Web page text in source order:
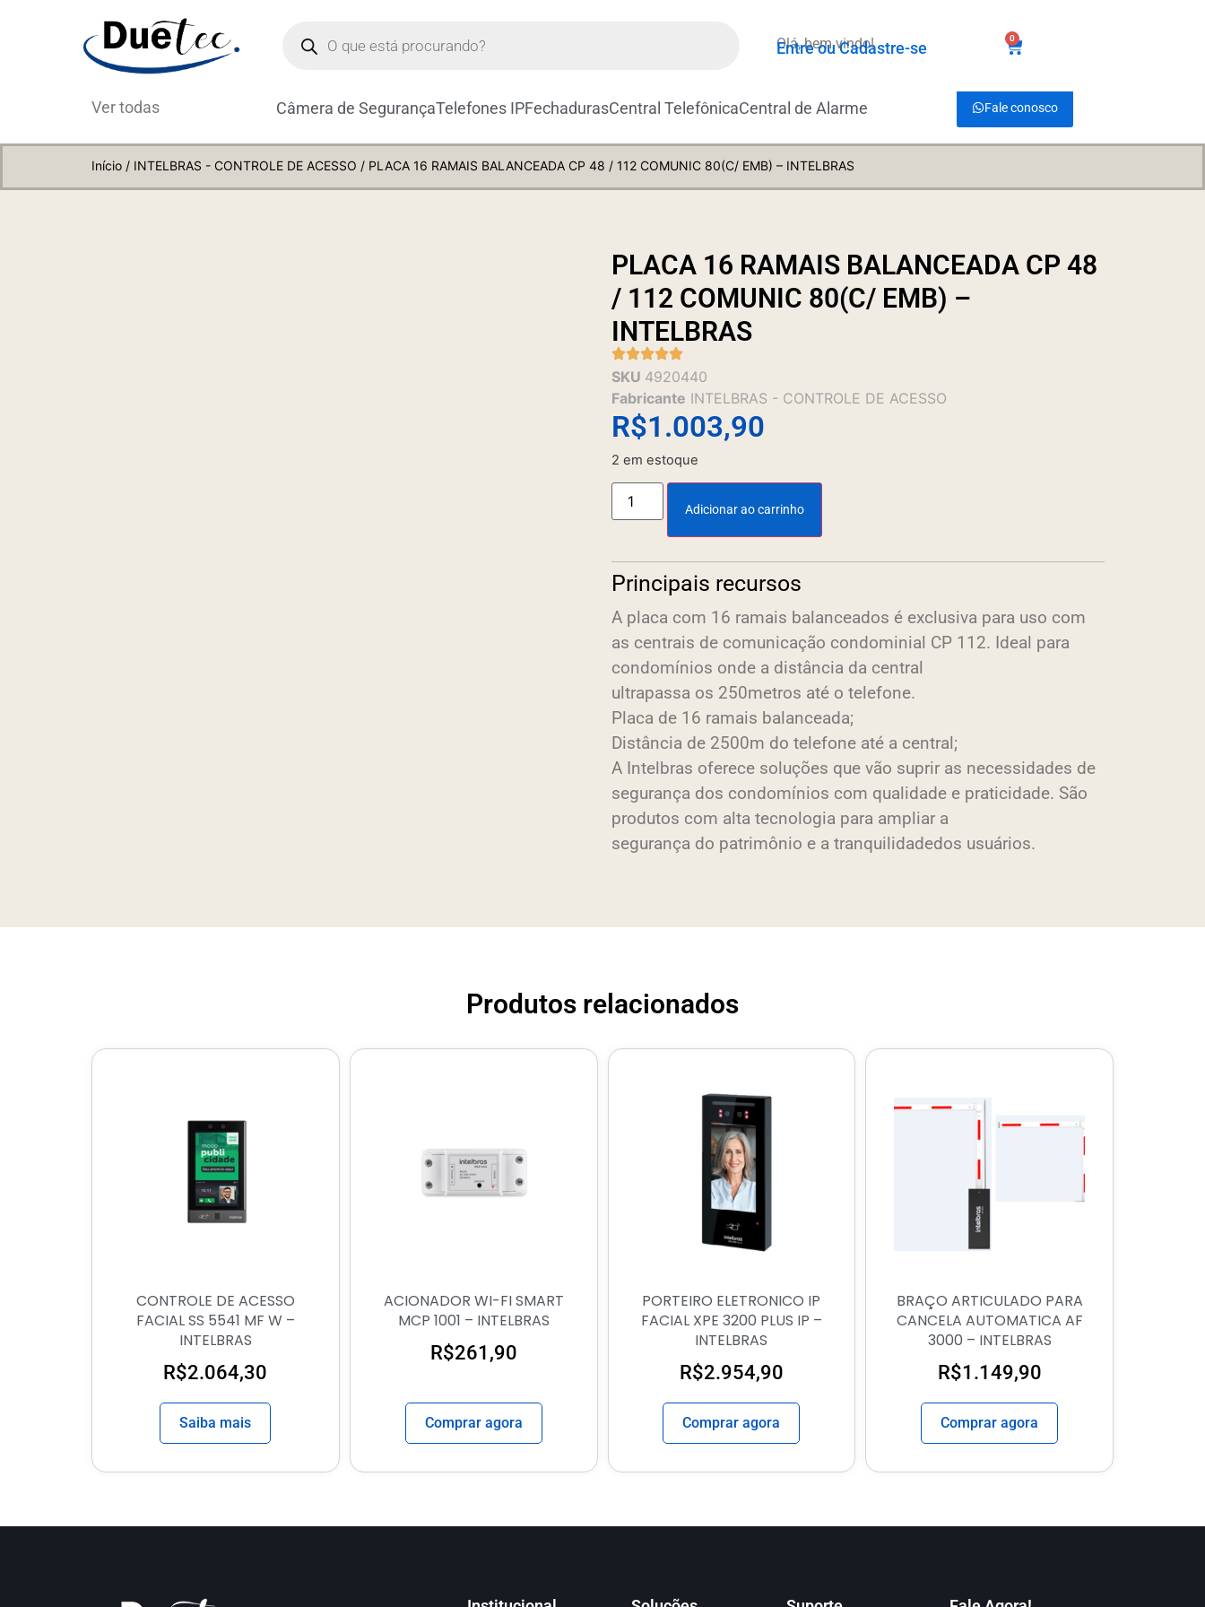
Olá, bem vindo!
Entre ou Cadastre-se
0
Ver todas Câmera de SegurançaTelefones IPFechadurasCentral TelefônicaCentral de Alarme Fale conosco
Início / INTELBRAS - CONTROLE DE ACESSO / PLACA 16 RAMAIS BALANCEADA CP 48 / 112 COMUNIC 80(C/ EMB) – INTELBRAS
PLACA 16 RAMAIS BALANCEADA CP 48
/ 112 COMUNIC 80(C/ EMB) –
INTELBRAS
SKU 4920440
Fabricante INTELBRAS - CONTROLE DE ACESSO
R$1.003,90
2 em estoque
Adicionar ao carrinho
Principais recursos
A placa com 16 ramais balanceados é exclusiva para uso com
as centrais de comunicação condominial CP 112. Ideal para
condomínios onde a distância da central
ultrapassa os 250metros até o telefone.
Placa de 16 ramais balanceada;
Distância de 2500m do telefone até a central;
A Intelbras oferece soluções que vão suprir as necessidades de
segurança dos condomínios com qualidade e praticidade. São
produtos com alta tecnologia para ampliar a
segurança do patrimônio e a tranquilidadedos usuários.
Produtos relacionados
CONTROLE DE ACESSO
FACIAL SS 5541 MF W –
INTELBRAS
R$2.064,30
Saiba mais
ACIONADOR WI-FI SMART
MCP 1001 – INTELBRAS
R$261,90
Comprar agora
PORTEIRO ELETRONICO IP
FACIAL XPE 3200 PLUS IP –
INTELBRAS
R$2.954,90
Comprar agora
BRAÇO ARTICULADO PARA
CANCELA AUTOMATICA AF
3000 – INTELBRAS
R$1.149,90
Comprar agora